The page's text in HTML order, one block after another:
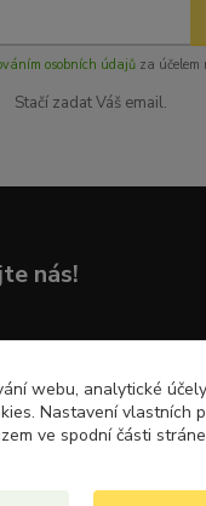
osobních údajůza účelem
Stačí zadat Váš email.
nás!
nejnovější články na
webu, analytické
Nastavení vlastních
ve spodní části